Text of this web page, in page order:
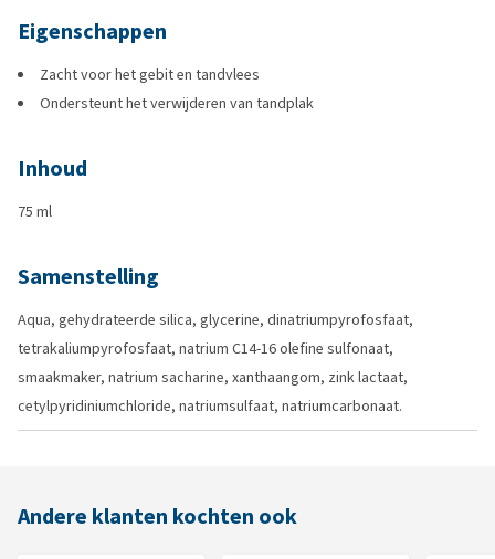
Eigenschappen
Zacht voor het gebit en tandvlees
Ondersteunt het verwijderen van tandplak
Inhoud
75 ml
Samenstelling
Aqua, gehydrateerde silica, glycerine, dinatriumpyrofosfaat,
tetrakaliumpyrofosfaat, natrium C14-16 olefine sulfonaat,
smaakmaker, natrium sacharine, xanthaangom, zink lactaat,
cetylpyridiniumchloride, natriumsulfaat, natriumcarbonaat.
Andere klanten kochten ook